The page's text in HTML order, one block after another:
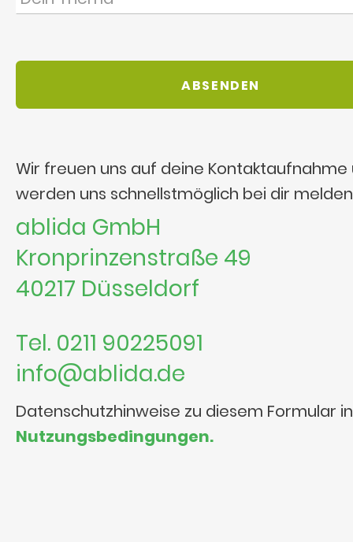
Wir freuen uns auf deine Kontaktaufnahme
werden uns schnellstmöglich bei dir
ablida GmbH
Kronprinzenstraße 49
40217 Düsseldorf
Tel. 0211 90225091
info@ablida.de
Datenschutzhinweise zu diesem Formular
Nutzungsbedingungen.